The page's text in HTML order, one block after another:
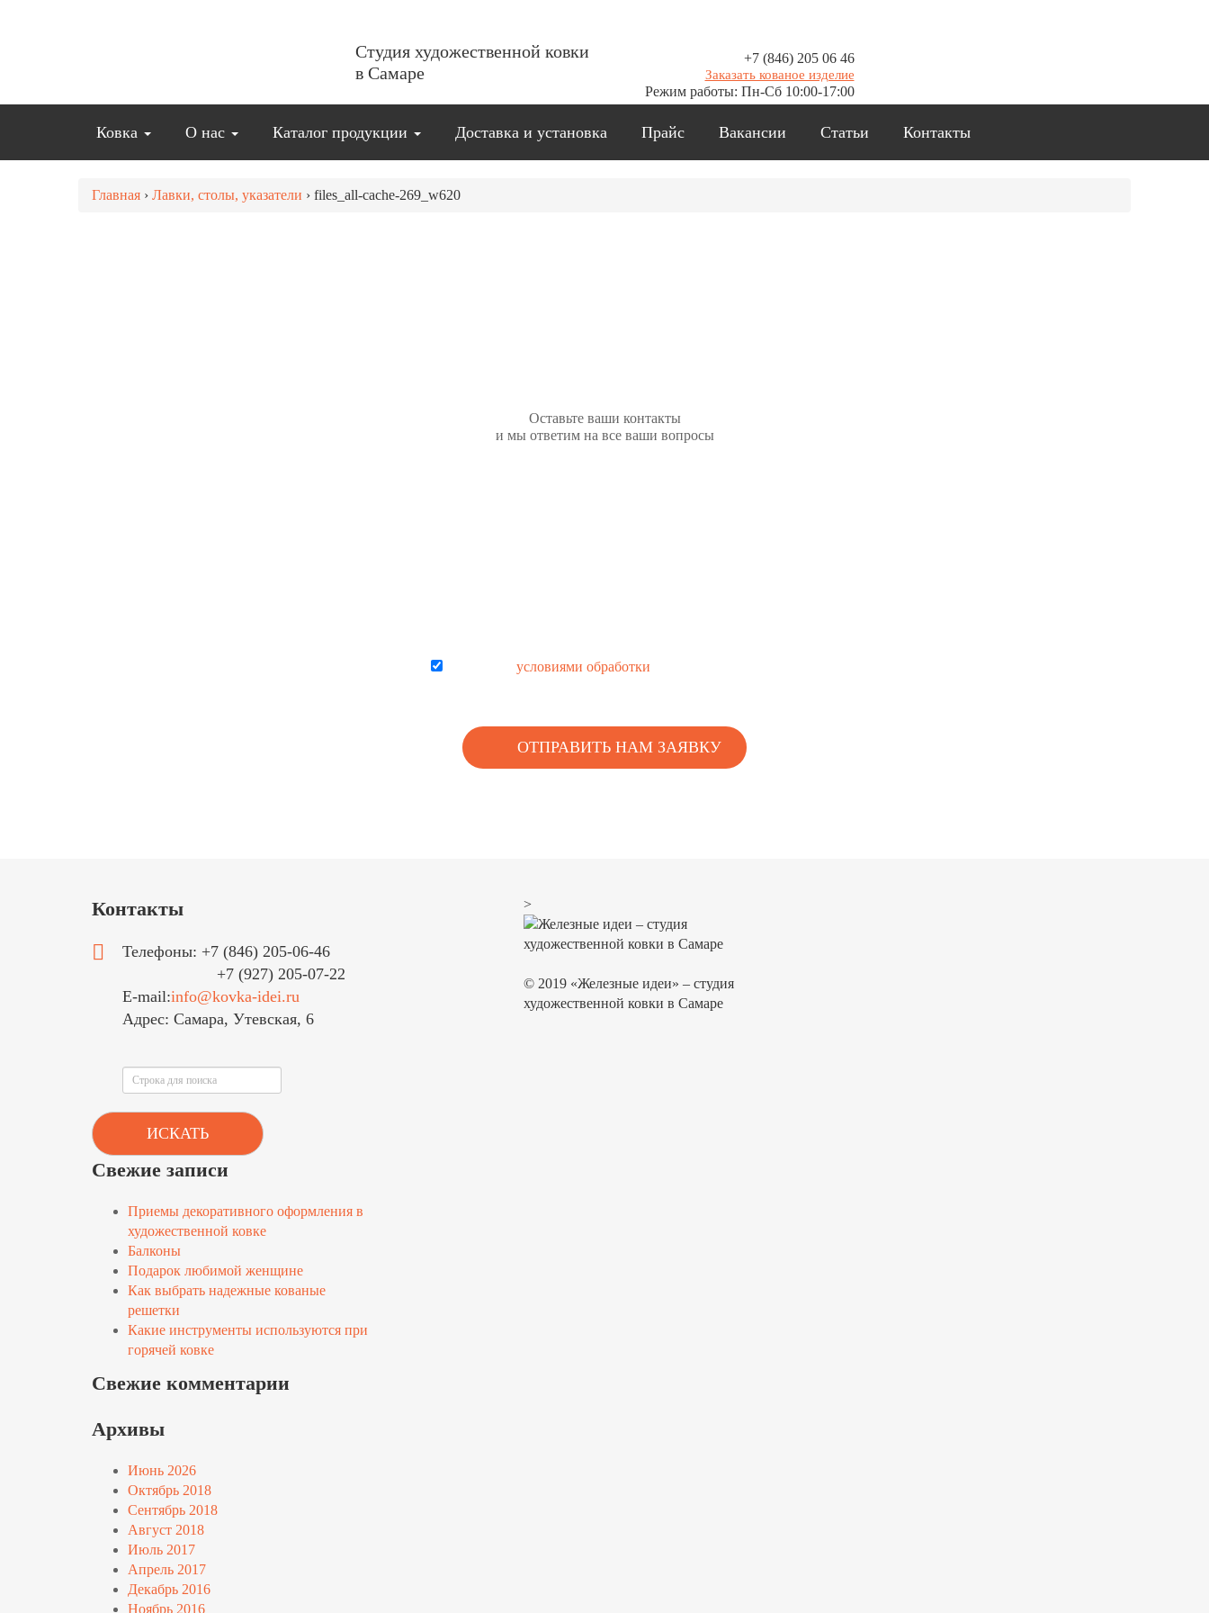
Студия художественной ковки
в Самаре
+7 (846) 205 06 46
Заказать кованое изделие
Режим работы: Пн-Сб 10:00-17:00
Ковка О нас Каталог продукции Доставка и установка Прайс Вакансии Статьи Контакты
Главная › Лавки, столы, указатели › files_all-cache-269_w620
Оставьте ваши контакты
и мы ответим на все ваши вопросы
условиями обработки
Контакты
Телефоны: +7 (846) 205-06-46
+7 (927) 205-07-22
E-mail:info@kovka-idei.ru
Адрес: Самара, Утевская, 6
ИСКАТЬ
Свежие записи
Приемы декоративного оформления в
художественной ковке
Балконы
Подарок любимой женщине
Как выбрать надежные кованые
решетки
Какие инструменты используются при
горячей ковке
Свежие комментарии
Архивы
Июнь 2026
Октябрь 2018
Сентябрь 2018
Август 2018
Июль 2017
Апрель 2017
Декабрь 2016
Ноябрь 2016
>
© 2019 «Железные идеи» – студия
художественной ковки в Самаре